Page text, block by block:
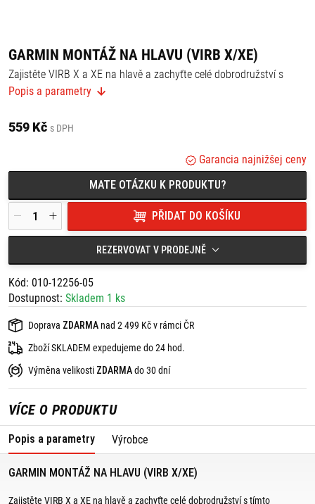
GARMIN MONTÁŽ NA HLAVU (VIRB X/XE)
Zajistěte VIRB X a XE na hlavě a zachyťte celé dobrodružství s
tímto pohodlným a nastavitelným držákem, díky kterému můžete
kameru nosit i na čepici.
mm až 6 mm na tloušťku), včetně čepice, opasku, poutka batohu
nebo v kapse při horolezectví, turistice, potápění a podobně.
Popis a parametry
559 Kč s DPH
Garancia najnižšej ceny
MATE OTÁZKU K PRODUKTU?
PŘIDAT DO KOŠÍKU
REZERVOVAT V PRODEJNĚ
Kód: 010-12256-05
Dostupnost: Skladem 1 ks
Doprava ZDARMA nad 2 499 Kč v rámci ČR
Zboží SKLADEM expedujeme do 24 hod.
Výměna velikosti ZDARMAdo 30 dní
VÍCE O PRODUKTU
Popis a parametry Výrobce
GARMIN MONTÁŽ NA HLAVU (VIRB X/XE)
Zajistěte VIRB X a XE na hlavě a zachyťte celé dobrodružství s tímto